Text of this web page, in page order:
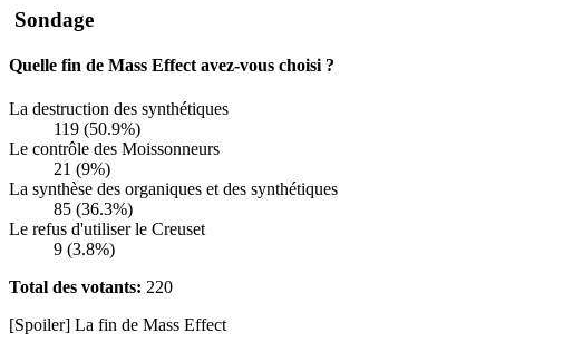
Sondage
Quelle fin de Mass Effect avez-vous choisi ?
La destruction des synthétiques
119 (50.9%)
Le contrôle des Moissonneurs
21 (9%)
La synthèse des organiques et des synthétiques
85 (36.3%)
Le refus d'utiliser le Creuset
9 (3.8%)
Total des votants: 220
[Spoiler] La fin de Mass Effect